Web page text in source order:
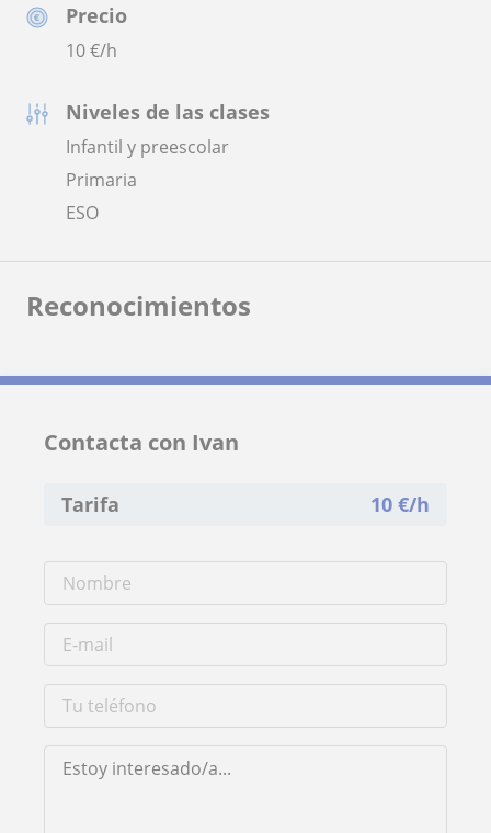
Precio
10€/h
Niveles de las clases
Infantil y preescolar
Primaria
ESO
Reconocimientos
Contacta con Ivan
Tarifa 10 €/h